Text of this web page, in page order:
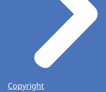
Copyright